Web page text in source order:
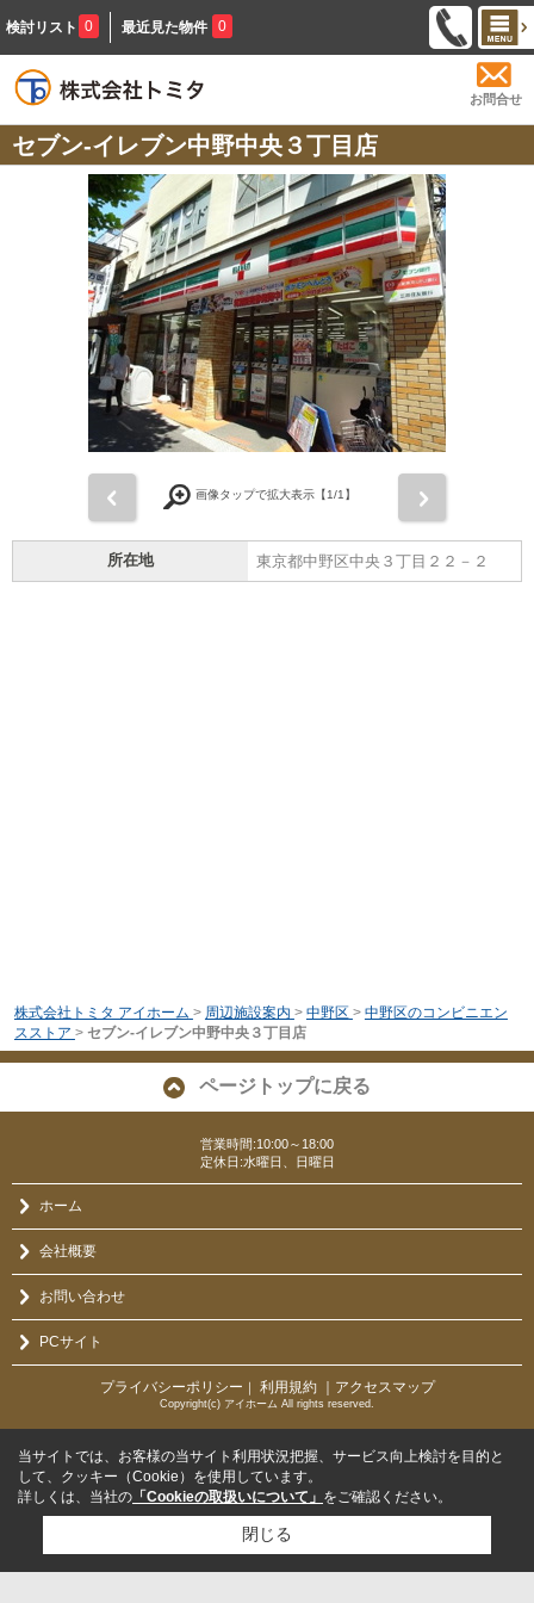
検討リスト 0 最近見た物件 0
お問合せ
セブン-イレブン中野中央３丁目店
画像タップで拡大表示【1/1】
所在地 東京都中野区中央３丁目２２－２
株式会社トミタ アイホーム > 周辺施設案内 > 中野区 > 中野区のコンビニエン
スストア > セブン-イレブン中野中央３丁目店
ページトップに戻る
営業時間:10:00～18:00
定休日:水曜日、日曜日
ホーム
会社概要
お問い合わせ
PCサイト
プライバシーポリシー ｜ 利用規約 ｜アクセスマップ
Copyright(c) アイホーム All rights reserved.
当サイトでは、お客様の当サイト利用状況把握、サービス向上検討を目的と
して、クッキー（Cookie）を使用しています。
詳しくは、当社の 「Cookieの取扱いについて」 をご確認ください。
閉じる